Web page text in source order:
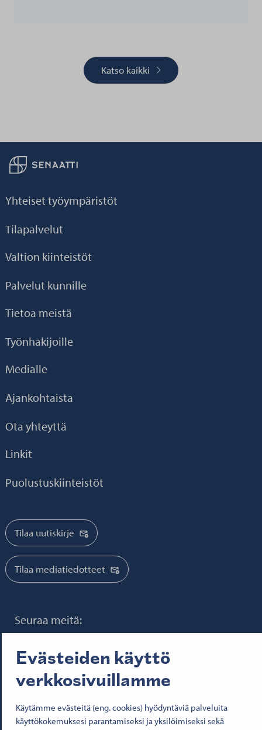
Evästeiden käyttö
verkkosivuillamme
Käytämme evästeitä (eng. cookies) hyödyntäviä palveluita
käyttökokemuksesi parantamiseksi ja yksilöimiseksi sekä
Katso kaikki
Palaa taikaisin etusivulle
Yhteiset työympäristöt
Tilapalvelut
Valtion kiinteistöt
Palvelut kunnille
Tietoa meistä
Työnhakijoille
Medialle
Ajankohtaista
Ota yhteyttä
Linkit
Puolustuskiinteistöt
Tilaa uutiskirje
Tilaa mediatiedotteet
© 2026 Senaatti-kiinteistöt
Evästeet
Saavutettavuusseloste
Seuraa meitä: